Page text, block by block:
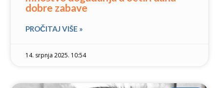
dobre zabave
PROČITAJ VIŠE »
14. srpnja 2025. 10:54